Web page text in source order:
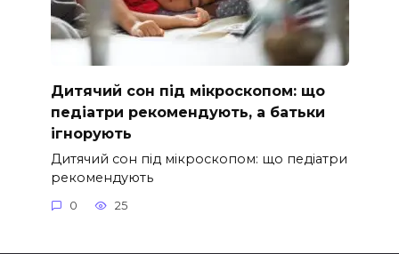
Дитячий сон під мікроскопом: що
педіатри рекомендують, а батьки
ігнорують
Дитячий сон під мікроскопом: що педіатри
рекомендують
0 25